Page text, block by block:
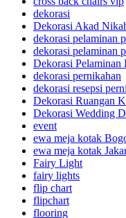
dekorasi
Dekorasi Akad
dekorasi pelaminan
dekorasi pelaminan
Dekorasi Pelaminan
dekorasi pernikahan
dekorasi resepsi
Dekorasi Ruangan
Dekorasi Wedding
event
ewa meja kotak
ewa meja kotak
Fairy Light
fairy lights
flip chart
flipchart
flooring